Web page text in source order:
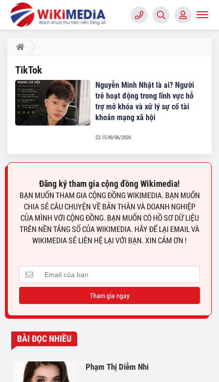
TikTok
Nguyễn Minh Nhật là ai? Người
trẻ hoạt động trong lĩnh vực hỗ
trợ mở khóa và xử lý sự cố tài
khoản mạng xã hội
23:15 09/06/2026
Đăng ký tham gia cộng đồng Wikimedia!
BẠN MUỐN THAM GIA CỘNG ĐỒNG WIKIMEDIA. BẠN MUỐN
CHIA SẺ CÂU CHUYỆN VỀ BẢN THÂN VÀ DOANH NGHIỆP
CỦA MÌNH VỚI CỘNG ĐỒNG. BẠN MUỐN CÓ HỒ SƠ DỮ LIỆU
TRÊN NỀN TẢNG SỐ CỦA WIKIMEDIA. HÃY ĐỂ LẠI EMAIL VÀ
WIKIMEDIA SẼ LIÊN HỆ LẠI VỚI BẠN. XIN CẢM ƠN !
Tham gia ngay
BÀI ĐỌC NHIỀU
Phạm Thị Diễm Nhi